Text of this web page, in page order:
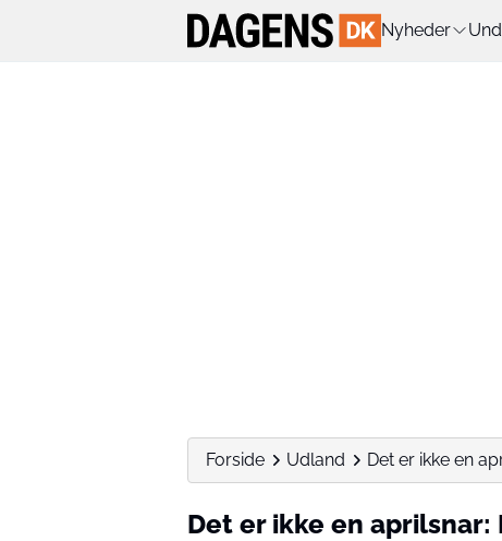
Nyheder
Forside Udland Det er ikke en
Det er ikke en